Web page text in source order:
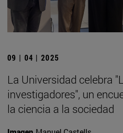
09 | 04 | 2025
La Universidad celebra
investigadores", un
la ciencia a la sociedad